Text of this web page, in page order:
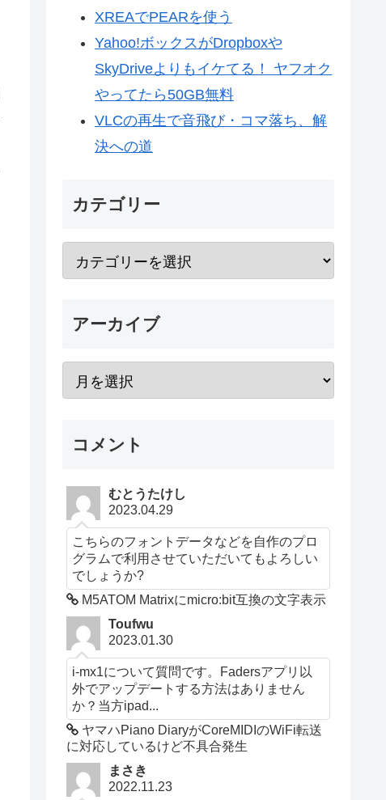
XREAでPEARを使う
Yahoo!ボックスがDropboxや
SkyDriveよりもイケてる！ ヤフオク
やってたら50GB無料
VLCの再生で音飛び・コマ落ち、解
決への道
カテゴリー
アーカイブ
コメント
むとうたけし
2023.04.29
こちらのフォントデータなどを自作のプロ
グラムで利用させていただいてもよろしい
でしょうか?
M5ATOM Matrixにmicro:bit互換の文字表示
Toufwu
2023.01.30
i-mx1について質問です。Fadersアプリ以
外でアップデートする方法はありません
か？当方ipad...
ヤマハPiano DiaryがCoreMIDIのWiFi転送
に対応しているけど不具合発生
まさき
2022.11.23